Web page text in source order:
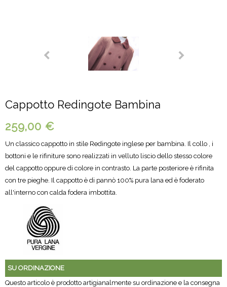
Cappotto Redingote Bambina
259,00 €
Un classico cappotto in stile Redingote inglese per bambina. Il collo , i
bottoni e le rifiniture sono realizzati in velluto liscio dello stesso colore
del cappotto oppure di colore in contrasto. La parte posteriore è rifinita
con tre pieghe. Il cappotto è di pannò 100% pura lana ed è foderato
all'interno con calda fodera imbottita.
SU ORDINAZIONE
Questo articolo è prodotto artigianalmente su ordinazione e la consegna